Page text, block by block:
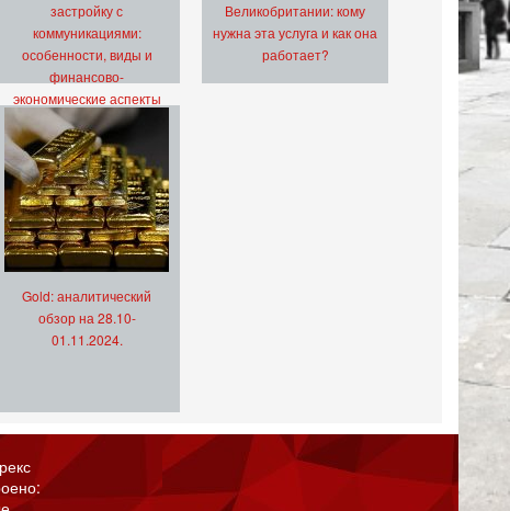
застройку с
коммуникациями:
особенности, виды и
финансово-
экономические аспекты
Великобритании: кому
нужна эта услуга и как она
работает?
Gold: аналитический
обзор на 28.10-
01.11.2024.